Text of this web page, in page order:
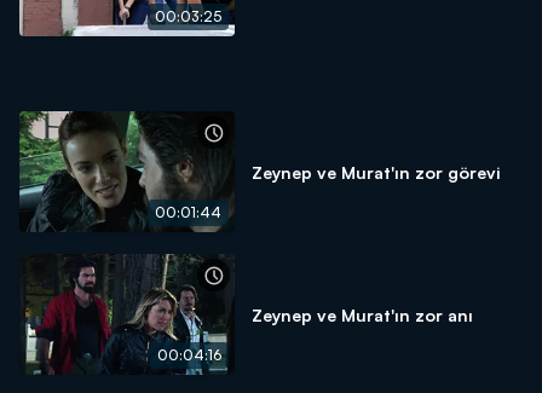
00:03:25
00:01:44
Zeynep ve Murat'ın zor görevi
00:04:16
Zeynep ve Murat'ın zor anı